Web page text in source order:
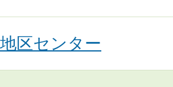
区センター